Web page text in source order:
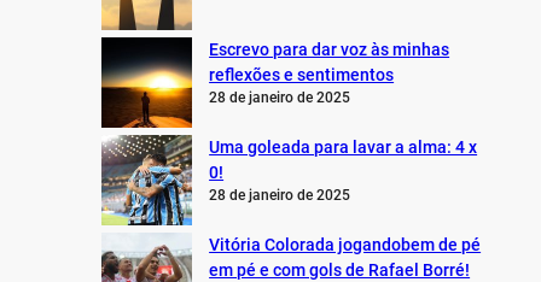
Escrevo para dar voz às minhas
reflexões e sentimentos
28 de janeiro de 2025
Uma goleada para lavar a alma: 4 x
0!
28 de janeiro de 2025
Vitória Colorada jogandobem de pé
em pé e com gols de Rafael Borré!